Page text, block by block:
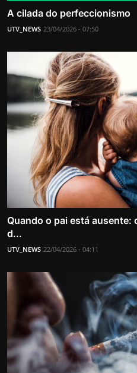
A cilada do perfeccionismo
UTV_NEWS 23/04/2026 - 07:50
Quando o pai está ausente:
d...
UTV_NEWS 22/04/2026 - 04:11